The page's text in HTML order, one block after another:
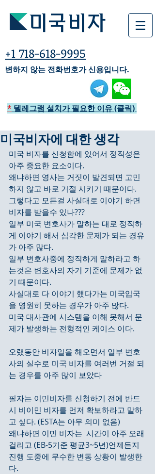
미국비자
+1 718-618-9995
변하지 않는 전화번호가 신용입니다.
* 텔레그램 설치가 필요한 이유 (클릭)
미국비자에 대한 생각
미국 비자를 신청함에 있어서 정직성은
아주 중요한 요소이다.
왜냐하면 영사는 거짓이 발견되면 고민
하지 않고 바로 거절 시키기 때문이다.
그렇다고 모든걸 사실대로 이야기 하면
비자를 받을수 있나???
일부 미국 변호사가 말하는 대로 정직하
게 이야기 해서 심각한 문제가 되는 경유
가 아주 많다.
일부 변호사중에 정직하게 말하라고 하
는것은 변호사의 자기 기준에 문제가 없
기 때문이다.
사실대로 다 이야기 했다가는 미국입국
을 영원히 못하는 경우가 아주 많다.
미국 대사관에 시스템을 이해 못해서 문
제가 발생하는 전형적인 케이스 이다.
오랬동안 비자일을 해오면서 일부 변호
사의 실수로 미국 비자를 여러번 거절 되
는 경우를 아주 많이 보았다
필자는 이민비자를 신청하기 전에 반드
시 비이민 비자를 먼저 확보하라고 말하
고 싶다. (ESTA는 아무 의미 없음)
왜냐하면 이민 비자는  시간이 아주 오래
걸리고 (EB-5기준 평균3~5년)언제든지
진행 도중에 무수한 변동 상황이 발생한
다.